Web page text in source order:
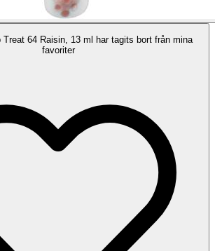
Treat 64 Raisin, 13 ml har tagits bort från mina
favoriter